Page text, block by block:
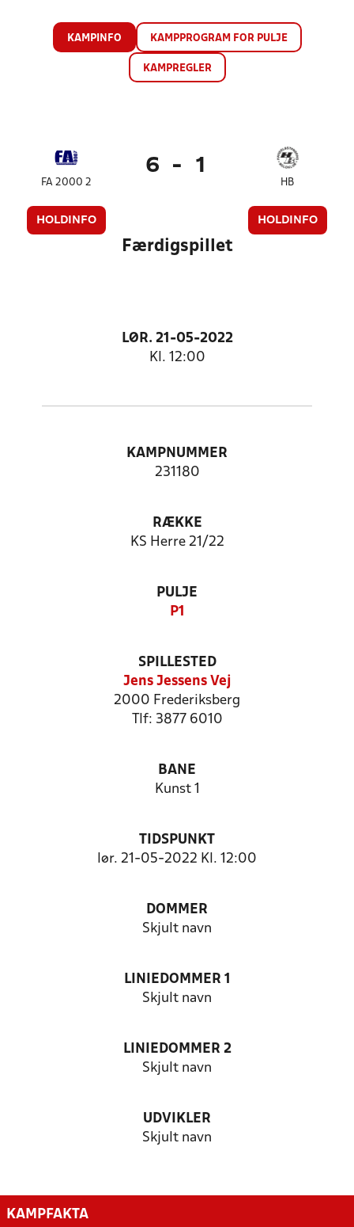
KAMPINFO KAMPPROGRAM FOR PULJE
KAMPREGLER
FA 2000 2
HOLDINFO
6 - 1
HB
HOLDINFO
Færdigspillet
LØR. 21-05-2022
Kl. 12:00
KAMPNUMMER
231180
RÆKKE
KS Herre 21/22
PULJE
P1
SPILLESTED
Jens Jessens Vej
2000 Frederiksberg
Tlf: 3877 6010
BANE
Kunst 1
TIDSPUNKT
lør. 21-05-2022 Kl. 12:00
DOMMER
Skjult navn
LINIEDOMMER 1
Skjult navn
LINIEDOMMER 2
Skjult navn
UDVIKLER
Skjult navn
KAMPFAKTA